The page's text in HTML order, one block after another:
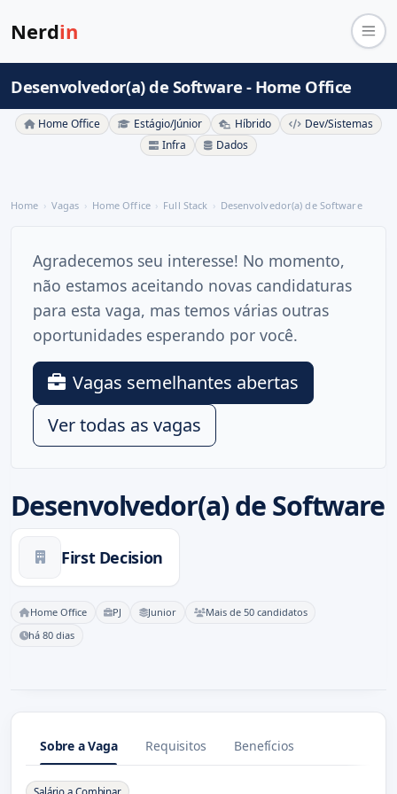
Nerdin
Desenvolvedor(a) de Software - Home Office
Home Office Estágio/Júnior Híbrido
Dev/Sistemas
Infra
Dados
Home Vagas Home Office Full Stack Desenvolvedor(a) de Software
Desenvolvedor(a) de Software
First Decision
Home Office PJ Junior
Mais de 50 candidatos
há 80 dias
Agradecemos seu interesse! No momento,
não estamos aceitando novas candidaturas
para esta vaga, mas temos várias outras
oportunidades esperando por você.
Vagas semelhantes abertas
Ver todas as vagas
Sobre a Vaga Requisitos Benefícios